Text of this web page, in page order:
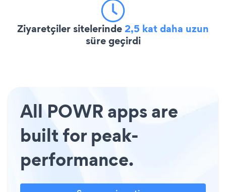
Ziyaretçiler sitelerinde2,5 kat daha uzun
süre geçirdi
All POWR apps are
built for peak-
performance.